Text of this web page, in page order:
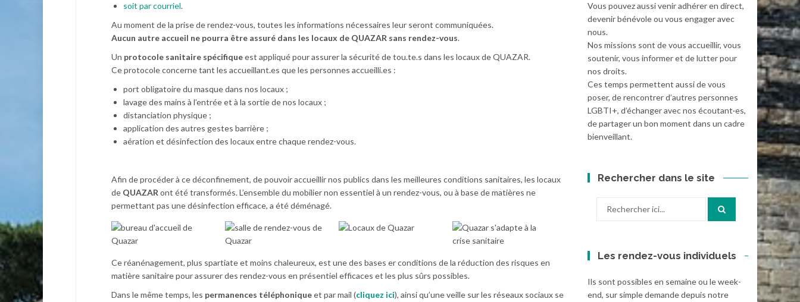
soit par courriel.
Au moment de la prise de rendez-vous, toutes les informations nécessaires leur seront communiquées.
Aucun autre accueil ne pourra être assuré dans les locaux de QUAZAR sans rendez-vous.
Un protocole sanitaire spécifiqueest appliqué pour assurer la sécurité de tou.te.s dans les locaux de QUAZAR.
Ce protocole concerne tant les accueillant.es que les personnes accueilli.es :
port obligatoire du masque dans nos locaux ;
lavage des mains à l’entrée et à la sortie de nos locaux ;
distanciation physique ;
application des autres gestes barrière ;
aération et désinfection des locaux entre chaque rendez-vous.
Afin de procéder à ce déconfinement, de pouvoir accueillir nos publics dans les meilleures conditions sanitaires, les locaux
de QUAZAR ont été transformés. L’ensemble du mobilier non essentiel à un rendez-vous, ou à base de matières ne
permettant pas une désinfection efficace, a été déménagé.
Ce réanénagement, plus spartiate et moins chaleureux, est une des bases er conditions de la réduction des risques en
matière sanitaire pour assurer des rendez-vous en présentiel efficaces et les plus sûrs possibles.
Dans le même temps, les permanences téléphoniqueet par mail (cliquez ici), ainsi qu’une veille sur les réseaux sociaux se
Vous pouvez aussi venir adhérer en direct,
devenir bénévole ou vous engager avec
nous.
Nos missions sont de vous accueillir, vous
soutenir, vous informer et de lutter pour
nos droits.
Ces temps permettent aussi de vous
poser, de rencontrer d’autres personnes
LGBTI+, d’échanger avec nos écoutant·es,
de partager un bon moment dans un cadre
bienveillant.
Rechercher dans le site
Les rendez-vous individuels
Ils sont possibles en semaine ou le week-
end, sur simple demande depuis notre